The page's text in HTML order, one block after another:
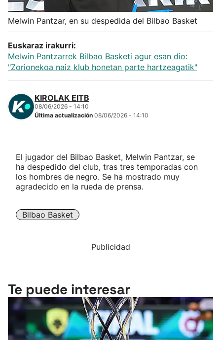
Atletismo
Carreras de montaña
Más deportes
Melwin Pantzar, en su despedida del Bilbao Basket
Euskaraz irakurri:
Melwin Pantzarrek Bilbao Basketi agur esan dio:
"Zorionekoa naiz klub honetan parte hartzeagatik"
KIROLAK EITB
08/06/2026 - 14:10
Última actualización 08/06/2026 - 14:10
El jugador del Bilbao Basket, Melwin Pantzar, se
ha despedido del club, tras tres temporadas con
los hombres de negro. Se ha mostrado muy
agradecido en la rueda de prensa.
Bilbao Basket
Publicidad
Te puede interesar